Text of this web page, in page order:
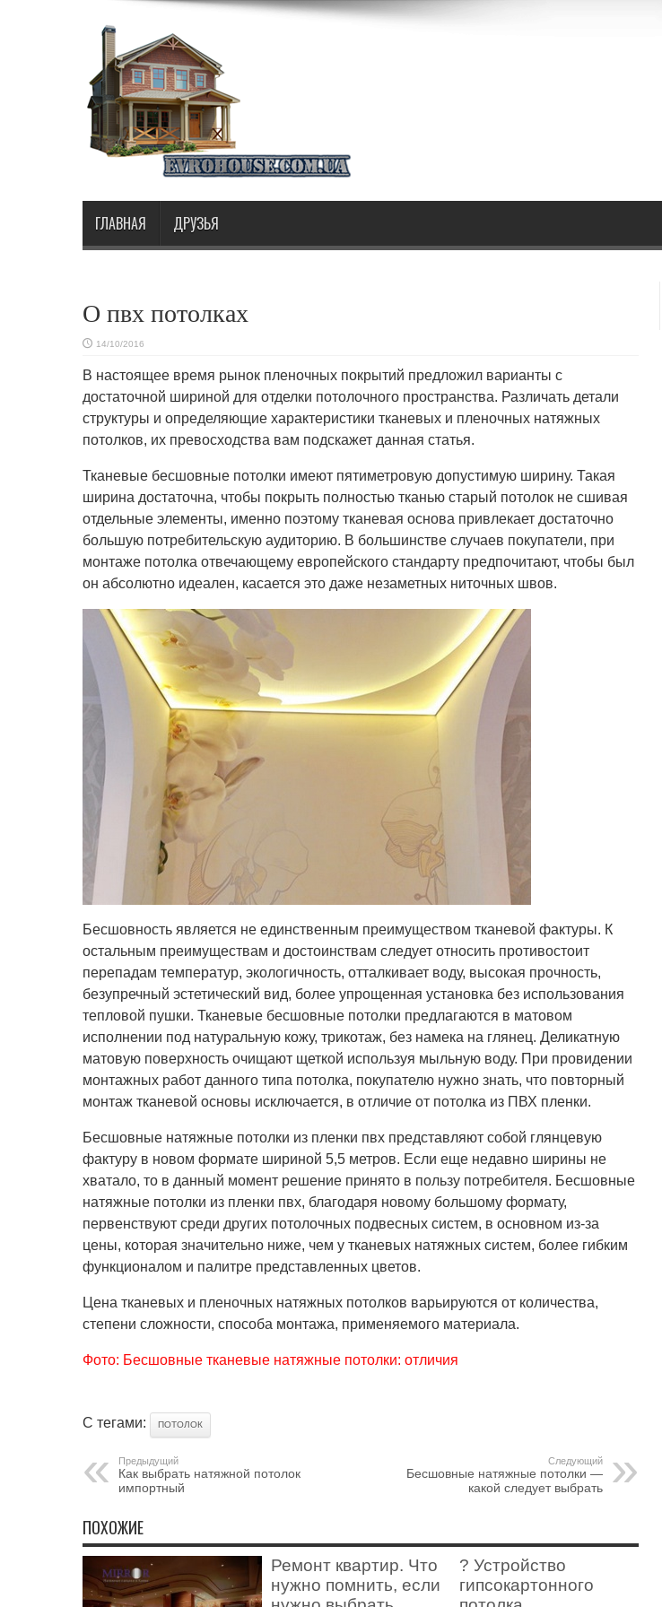
ГЛАВНАЯ ДРУЗЬЯ
О пвх потолках
14/10/2016
В настоящее время рынок пленочных покрытий предложил варианты с
достаточной шириной для отделки потолочного пространства. Различать детали
структуры и определяющие характеристики тканевых и пленочных натяжных
потолков, их превосходства вам подскажет данная статья.
Тканевые бесшовные потолки имеют пятиметровую допустимую ширину. Такая
ширина достаточна, чтобы покрыть полностью тканью старый потолок не сшивая
отдельные элементы, именно поэтому тканевая основа привлекает достаточно
большую потребительскую аудиторию. В большинстве случаев покупатели, при
монтаже потолка отвечающему европейского стандарту предпочитают, чтобы был
он абсолютно идеален, касается это даже незаметных ниточных швов.
Бесшовность является не единственным преимуществом тканевой фактуры. К
остальным преимуществам и достоинствам следует относить противостоит
перепадам температур, экологичность, отталкивает воду, высокая прочность,
безупречный эстетический вид, более упрощенная установка без использования
тепловой пушки. Тканевые бесшовные потолки предлагаются в матовом
исполнении под натуральную кожу, трикотаж, без намека на глянец. Деликатную
матовую поверхность очищают щеткой используя мыльную воду. При провидении
монтажных работ данного типа потолка, покупателю нужно знать, что повторный
монтаж тканевой основы исключается, в отличие от потолка из ПВХ пленки.
Бесшовные натяжные потолки из пленки пвх представляют собой глянцевую
фактуру в новом формате шириной 5,5 метров. Если еще недавно ширины не
хватало, то в данный момент решение принято в пользу потребителя. Бесшовные
натяжные потолки из пленки пвх, благодаря новому большому формату,
первенствуют среди других потолочных подвесных систем, в основном из-за
цены, которая значительно ниже, чем у тканевых натяжных систем, более гибким
функционалом и палитре представленных цветов.
Цена тканевых и пленочных натяжных потолков варьируются от количества,
степени сложности, способа монтажа, применяемого материала.
Фото: Бесшовные тканевые натяжные потолки: отличия
С тегами: ПОТОЛОК
Предыдущий
Как выбрать натяжной потолок
импортный
Следующий
Бесшовные натяжные потолки —
какой следует выбрать
ПОХОЖИЕ
Ремонт квартир. Что
нужно помнить, если
? Устройство
гипсокартонного